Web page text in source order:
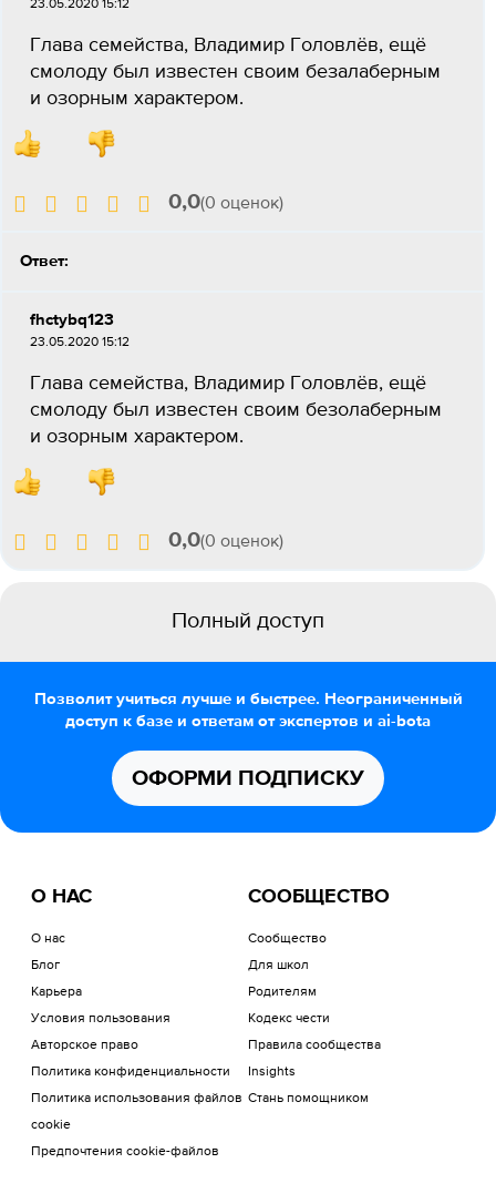
23.05.2020 15:12
Глава семейства, Владимир Головлёв, ещё
смолоду был известен своим безалаберным
и озорным характером.
0,0(0 оценок)
Ответ:
fhctybq123
23.05.2020 15:12
Глава семейства, Владимир Головлёв, ещё
смолоду был известен своим безолаберным
и озорным характером.
0,0(0 оценок)
Полный доступ
Позволит учиться лучше и быстрее. Неограниченный
доступ к базе и ответам от экспертов и ai-bota
ОФОРМИ ПОДПИСКУ
О НАС
О нас
Блог
Карьера
Условия пользования
Авторское право
Политика конфиденциальности
Политика использования файлов
cookie
Предпочтения cookie-файлов
СООБЩЕСТВО
Сообщество
Для школ
Родителям
Кодекс чести
Правила сообщества
Insights
Стань помощником